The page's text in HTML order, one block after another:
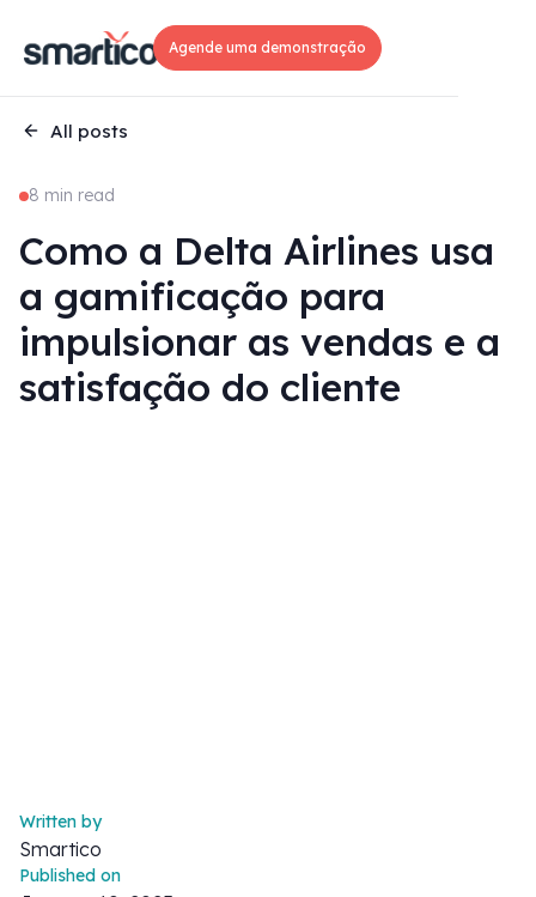
Agende uma demonstração
All posts
8 min read
Como a Delta Airlines usa
a gamificação para
impulsionar as vendas e a
satisfação do cliente
Written by
Smartico
Published on